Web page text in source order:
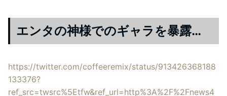
エンタの神様でのギャラを暴露…
https://twitter.com/coffeeremix/status/913426368188
133376?
ref_src=twsrc%5Etfw&ref_url=http%3A%2F%2Fnews4